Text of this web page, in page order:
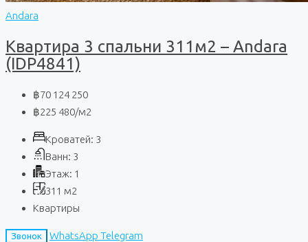
Andara
Квартира 3 спальни 311м2 – Andara
(IDP4841)
฿70 124 250
฿225 480/м2
Кроватей: 3
Ванн: 3
Этаж: 1
311 м2
Квартиры
Звонок WhatsApp Telegram